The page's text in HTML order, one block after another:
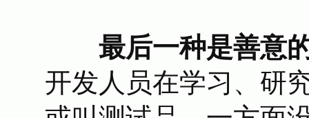
最后一种是善意
开发人员在学习、研